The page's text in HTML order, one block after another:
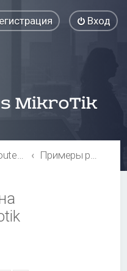
Вход
MikroTik RouterBOARD Примеры решений на оборудовании Mikrotik